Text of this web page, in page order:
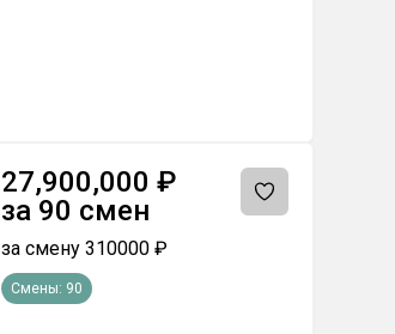
27,900,000 ₽
за 90 смен
за смену 310000 ₽
Смены: 90